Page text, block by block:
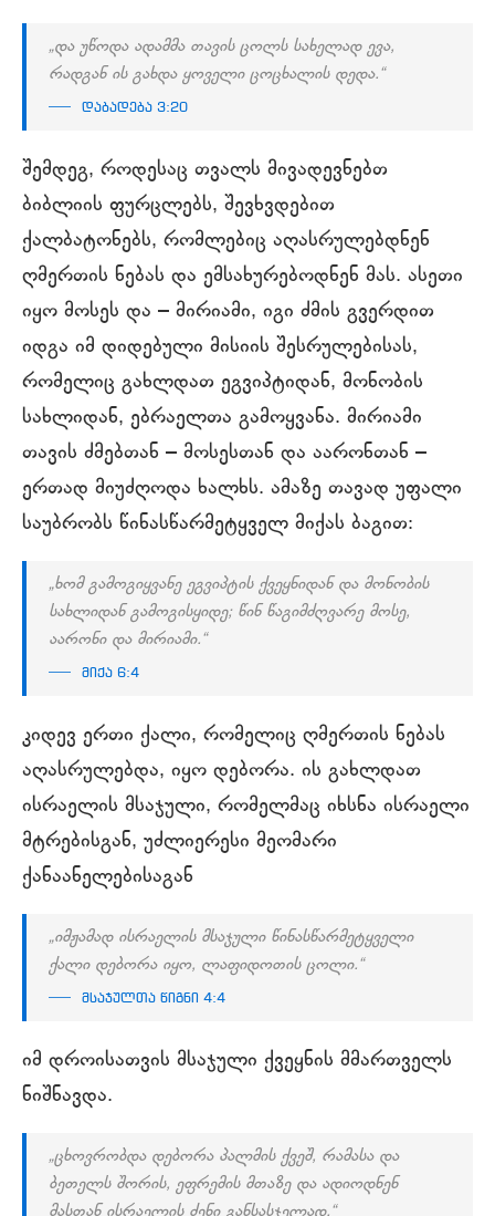
„და უწოდა ადამმა თავის ცოლს სახელად ევა,
რადგან ის გახდა ყოველი ცოცხალის დედა.“
დაბადება 3:20
შემდეგ, როდესაც თვალს მივადევნებთ
ბიბლიის ფურცლებს, შევხვდებით
ქალბატონებს, რომლებიც აღასრულებდნენ
ღმერთის ნებას და ემსახურებოდნენ მას. ასეთი
იყო მოსეს და – მირიამი, იგი ძმის გვერდით
იდგა იმ დიდებული მისიის შესრულებისას,
რომელიც გახლდათ ეგვიპტიდან, მონობის
სახლიდან, ებრაელთა გამოყვანა. მირიამი
თავის ძმებთან – მოსესთან და აარონთან –
ერთად მიუძღოდა ხალხს. ამაზე თავად უფალი
საუბრობს წინასწარმეტყველ მიქას ბაგით:
„ხომ გამოგიყვანე ეგვიპტის ქვეყნიდან და მონობის
სახლიდან გამოგისყიდე; წინ წაგიმძღვარე მოსე,
აარონი და მირიამი.“
მიქა 6:4
კიდევ ერთი ქალი, რომელიც ღმერთის ნებას
აღასრულებდა, იყო დებორა. ის გახლდათ
ისრაელის მსაჯული, რომელმაც იხსნა ისრაელი
მტრებისგან, უძლიერესი მეომარი
ქანაანელებისაგან
„იმჟამად ისრაელის მსაჯული წინასწარმეტყველი
ქალი დებორა იყო, ლაფიდოთის ცოლი.“
მსაჯულთა წიგნი 4:4
იმ დროისათვის მსაჯული ქვეყნის მმართველს
ნიშნავდა.
„ცხოვრობდა დებორა პალმის ქვეშ, რამასა და
ბეთელს შორის, ეფრემის მთაზე და ადიოდნენ